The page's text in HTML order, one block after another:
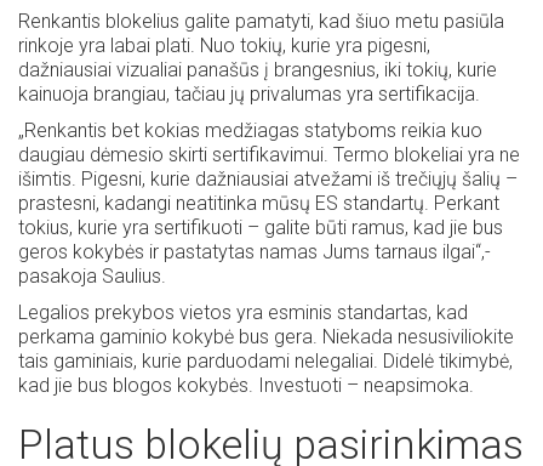
Renkantis blokelius galite pamatyti, kad šiuo metu pasiūla
rinkoje yra labai plati. Nuo tokių, kurie yra pigesni,
dažniausiai vizualiai panašūs į brangesnius, iki tokių, kurie
kainuoja brangiau, tačiau jų privalumas yra sertifikacija.
„Renkantis bet kokias medžiagas statyboms reikia kuo
daugiau dėmesio skirti sertifikavimui. Termo blokeliai yra ne
išimtis. Pigesni, kurie dažniausiai atvežami iš trečiųjų šalių –
prastesni, kadangi neatitinka mūsų ES standartų. Perkant
tokius, kurie yra sertifikuoti – galite būti ramus, kad jie bus
geros kokybės ir pastatytas namas Jums tarnaus ilgai“,-
pasakoja Saulius.
Legalios prekybos vietos yra esminis standartas, kad
perkama gaminio kokybė bus gera. Niekada nesusiviliokite
tais gaminiais, kurie parduodami nelegaliai. Didelė tikimybė,
kad jie bus blogos kokybės. Investuoti – neapsimoka.
Platus blokelių pasirinkimas